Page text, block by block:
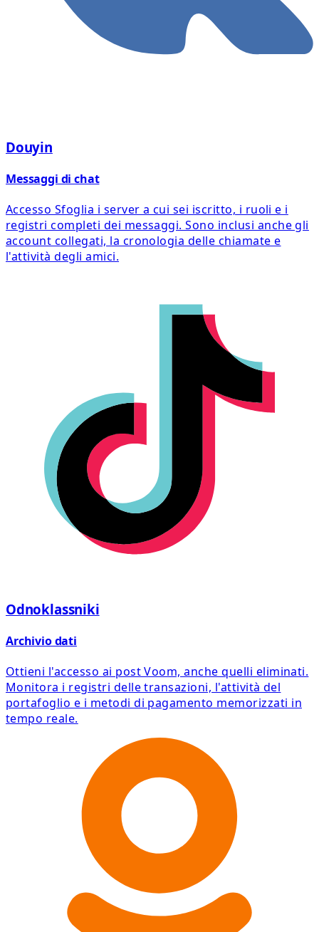
Douyin
Messaggi di chat
Accesso Sfoglia i server a cui sei iscritto, i ruoli e i
registri completi dei messaggi. Sono inclusi anche gli
account collegati, la cronologia delle chiamate e
l'attività degli amici.
Odnoklassniki
Archivio dati
Ottieni l'accesso ai post Voom, anche quelli eliminati.
Monitora i registri delle transazioni, l'attività del
portafoglio e i metodi di pagamento memorizzati in
tempo reale.